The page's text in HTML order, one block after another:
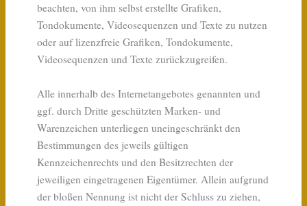
beachten, von ihm selbst erstellte Grafiken,
Tondokumente, Videosequenzen und Texte zu nutzen
oder auf lizenzfreie Grafiken, Tondokumente,
Videosequenzen und Texte zurückzugreifen.
Alle innerhalb des Internetangebotes genannten und
ggf. durch Dritte geschützten Marken- und
Warenzeichen unterliegen uneingeschränkt den
Bestimmungen des jeweils gültigen
Kennzeichenrechts und den Besitzrechten der
jeweiligen eingetragenen Eigentümer. Allein aufgrund
der bloßen Nennung ist nicht der Schluss zu ziehen,